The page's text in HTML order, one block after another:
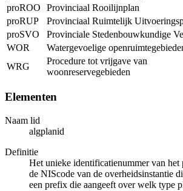
proROO
Provinciaal Rooilijnplan
proRUP
Provinciaal Ruimtelijk
proSVO
Provinciale Stedenbouwkundige
WOR
Watergevoelige
WRG
Procedure tot vrijgave van
woonreservegebieden
Elementen
Naam lid
algplanid
Definitie
Het unieke identificatienummer van het
de NIScode van de overheidsinstantie
een prefix die aangeeft over welk type